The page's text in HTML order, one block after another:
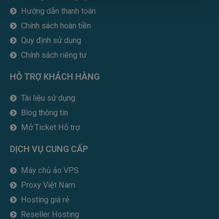
o
o
k
e
r
Hướng dẫn thanh toán
Chính sách hoàn tiền
Quy định sử dụng
Chính sách riêng tư
HỖ TRỢ KHÁCH HÀNG
Tài liệu sử dụng
Blog thông tin
Mở Ticket Hỗ trợ
DỊCH VỤ CUNG CẤP
Máy chủ ảo VPS
Proxy Việt Nam
Hosting giá rẻ
Reseller Hosting